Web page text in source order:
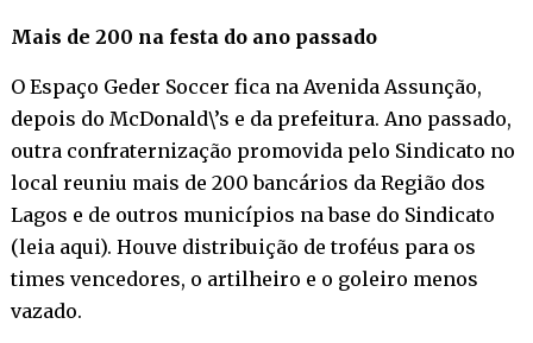
Mais de 200 na festa do ano passado
O Espaço Geder Soccer fica na Avenida Assunção,
depois do McDonald\’s e da prefeitura. Ano passado,
outra confraternização promovida pelo Sindicato no
local reuniu mais de 200 bancários da Região dos
Lagos e de outros municípios na base do Sindicato
(leia aqui). Houve distribuição de troféus para os
times vencedores, o artilheiro e o goleiro menos
vazado.